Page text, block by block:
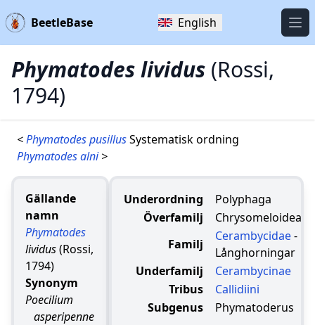
BeetleBase English
Phymatodes lividus (Rossi,
1794)
<Phymatodes pusillusSystematisk ordning
Phymatodes alni>
Gällande
namn
Phymatodes
lividus(Rossi,
1794)
Synonym
Poecilium
asperipenne
Underordning
Polyphaga
Överfamilj
Chrysomeloidea
Familj
Cerambycidae-
Långhorningar
Underfamilj
Cerambycinae
Tribus
Callidiini
Subgenus
Phymatoderus